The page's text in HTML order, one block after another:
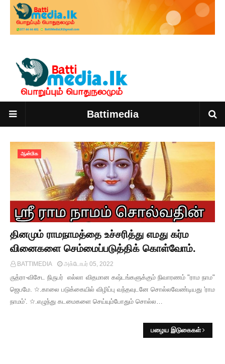
Battimedia
ஆன்மிக
தினமும் ராமநாமத்தை உச்சரித்து எமது கர்ம
வினைகளை செம்மைப்படுத்திக் கொள்வோம்.
BATTIMEDIA அக்டோபர் 05, 2022
ருத்ரா-விசேட நிருபர் எல்லா விதமான கஷ்டங்களுக்கும் நிவாரணம் "ராம நாம"
ஜெபமே. ☆.காலை படுக்கையில் விழிப்பு வந்தவுடனே சொல்லவேண்டியது 'ராம
நாமம்'. ☆.எழுந்து கடமைகளை செய்யும்போதும் சொல்ல…
பழைய இடுகைகள்